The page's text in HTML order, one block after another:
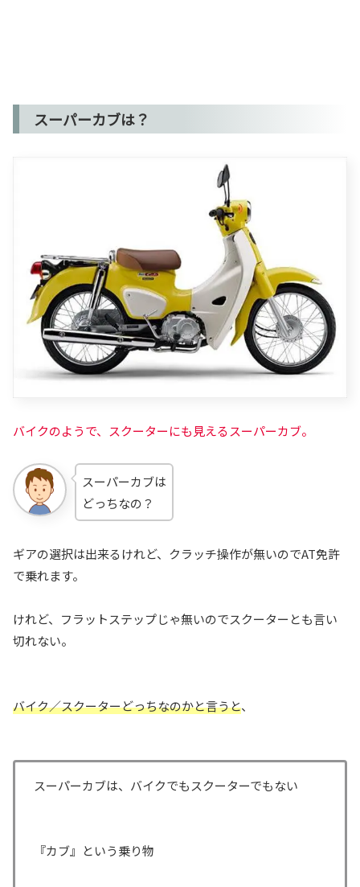
スーパーカブは？
バイクのようで、スクーターにも見えるスーパーカブ。
スーパーカブは
どっちなの？
ギアの選択は出来るけれど、クラッチ操作が無いのでAT免許
で乗れます。
けれど、フラットステップじゃ無いのでスクーターとも言い
切れない。
バイク／スクーターどっちなのかと言うと、
スーパーカブは、バイクでもスクーターでもない
『カブ』という乗り物